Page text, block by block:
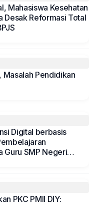
Mahasiswa Kesehatan
Desak Reformasi Total
Pendidikan
Digital berbasis
Guru SMP Negeri
PKC PMII DIY: